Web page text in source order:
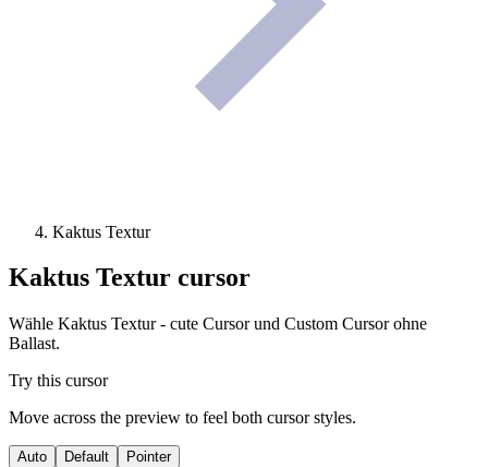
Kaktus Textur
Kaktus Textur cursor
Wähle Kaktus Textur - cute Cursor und Custom Cursor ohne
Ballast.
Try this cursor
Move across the preview to feel both cursor styles.
Auto Default Pointer